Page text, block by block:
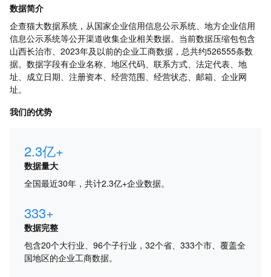
数据简介
企查猫大数据系统，从国家企业信用信息公示系统、地方企业信用
信息公示系统等公开渠道收集企业相关数据。当前数据压缩包包含
山西长治市、2023年及以前的企业工商数据，总共约526555条数
据。数据字段有企业名称、地区代码、联系方式、法定代表、地
址、成立日期、注册资本、经营范围、经营状态、邮箱、企业网
址。
我们的优势
2.3亿+
数据量大
全国最近30年，共计2.3亿+企业数据。
333+
数据完整
包含20个大行业、96个子行业，32个省、333个市、覆盖全
国地区的企业工商数据。